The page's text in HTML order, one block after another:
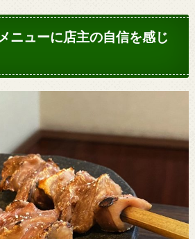
ニューに店主の自信を感じ